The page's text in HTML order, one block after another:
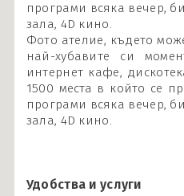
програми всяка вечер,
зала, 4D кино.
Фото ателие, където
най-хубавите си
интернет кафе,
1500 места в който се
програми всяка вечер,
зала, 4D кино.
Удобства и услуги